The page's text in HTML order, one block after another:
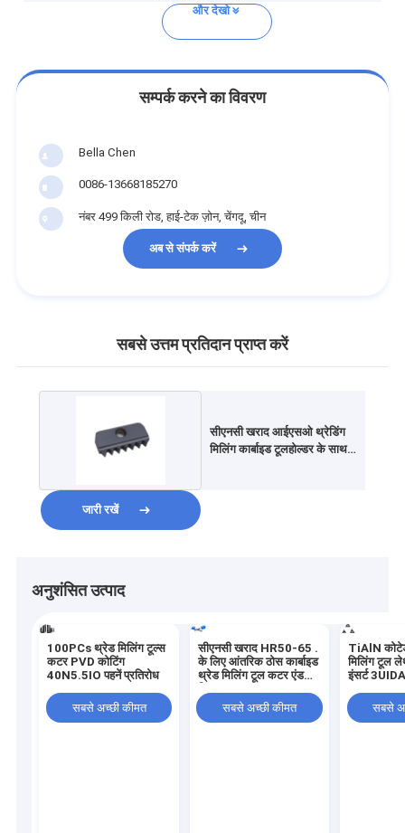
और देखो
सम्पर्क करने का विवरण
Bella Chen
0086-13668185270
नंबर 499 किली रोड, हाई-टेक ज़ोन, चेंगदू, चीन
अब से संपर्क करें
सबसे उत्तम प्रतिदान प्राप्त करें
सीएनसी खराद आईएसओ थ्रेडिंग
मिलिंग कार्बाइड टूलहोल्डर के साथ
जारी रखें
अनुशंसित उत्पाद
100PCs थ्रेड मिलिंग टूल्स
कटर PVD कोटिंग
40N5.5IO पहनें प्रतिरोध
सबसे अच्छी कीमत
सीएनसी खराद HR50-65 .
के लिए आंतरिक ठोस कार्बाइड
थ्रेड मिलिंग टूल कटर एंड
सबसे अच्छी कीमत
TiAlN
मिलिंग टूल लेथ
इंसर्ट
सबसे